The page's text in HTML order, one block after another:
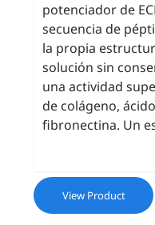
potenciador de
secuencia de
la propia
solución sin
una actividad
de colágeno,
fibronectina. Un
View Product